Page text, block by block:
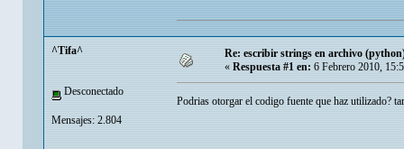
^Tifa^
Desconectado
Mensajes: 2.804
Re: escribir strings en archivo
« Respuesta #1 en: 6 Febrero 2010,
Podrias otorgar el codigo fuente que haz utilizado?